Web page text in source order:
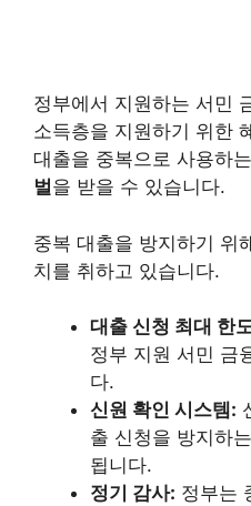
정부에서 지원하는 서민
소득층을 지원하기 위한
대출을 중복으로 사용하
벌을 받을 수 있습니다.
중복 대출을 방지하기 위
치를 취하고 있습니다.
대출 신청 최대 한
정부 지원 서민 금
다.
신원 확인 시스템:
출 신청을 방지하
됩니다.
정기 감사: 정부는